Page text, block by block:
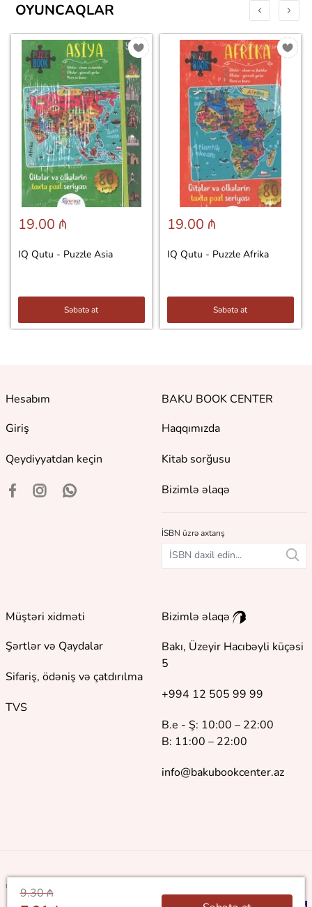
9.30 ₼
OYUNCAQLAR
19.00 ₼
IQ Qutu - Puzzle Asia
Səbətə at
19.00 ₼
IQ Qutu - Puzzle Afrika
Səbətə at
Hesabım
Giriş
Qeydiyyatdan keçin
BAKU BOOK CENTER
Haqqımızda
Kitab sorğusu
Bizimlə əlaqə
İSBN üzrə axtarış
Müştəri xidməti
Şərtlər və Qaydalar
Sifariş, ödəniş və çatdırılma
TVS
Bizimlə əlaqə
Bakı, Üzeyir Hacıbəyli küçəsi
5
+994 12 505 99 99
B.e - Ş: 10:00 – 22:00
B: 11:00 – 22:00
info@bakubookcenter.az
© 2018 - 2026 Baku Book Center. Bütün hüquqlar qorunur